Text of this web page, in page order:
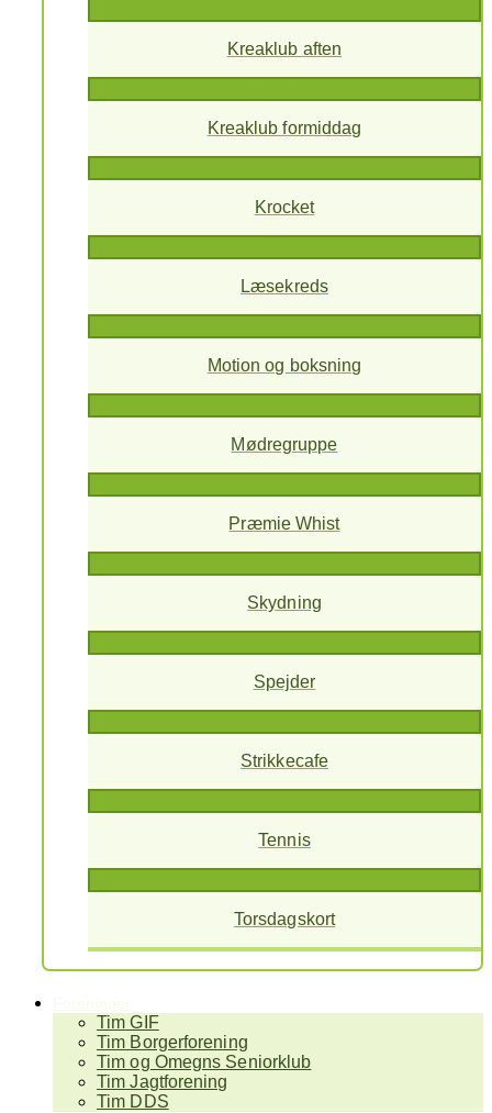
Kreaklub aften
Kreaklub formiddag
Krocket
Læsekreds
Motion og boksning
Mødregruppe
Præmie Whist
Skydning
Spejder
Strikkecafe
Tennis
Torsdagskort
Tim GIF
Tim Borgerforening
Tim og Omegns Seniorklub
Tim Jagtforening
Tim DDS